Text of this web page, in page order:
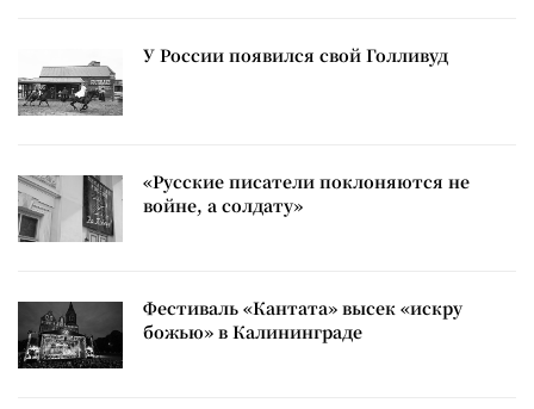
У России появился свой Голливуд
«Русские писатели поклоняются не
войне, а солдату»
Фестиваль «Кантата» высек «искру
божью» в Калининграде